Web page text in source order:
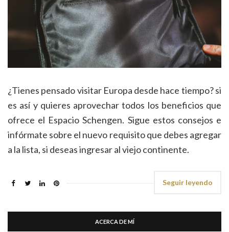
¿Tienes pensado visitar Europa desde hace tiempo? si
es así y quieres aprovechar todos los beneficios que
ofrece el Espacio Schengen. Sigue estos consejos e
infórmate sobre el nuevo requisito que debes agregar
a la lista, si deseas ingresar al viejo continente.
Seguir leyendo
ACERCA DE MÍ